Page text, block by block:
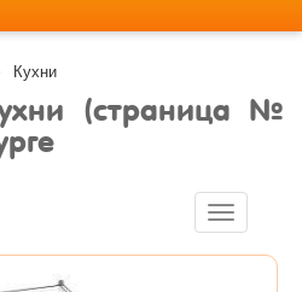
Кухни
(страница №
Toggle
navigation